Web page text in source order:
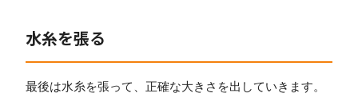
水糸を張る
最後は水糸を張って、正確な大きさを出していきます。